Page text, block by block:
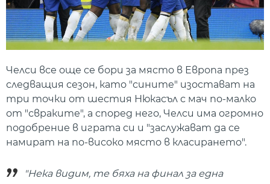
Челси все още се бори за място в Европа през
следващия сезон, като "сините" изостават на
три точки от шестия Нюкасъл с мач по-малко
от "свраките", а според него, Челси има огромно
подобрение в играта си и "заслужават да се
намират на по-високо място в класирането".
"Нека видим, те бяха на финал за една